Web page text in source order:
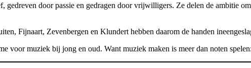
door passie en gedragen door vrijwilligers. Ze delen de ambitie
Fijnaart, Zevenbergen en Klundert hebben daarom de handen
voor muziek bij jong en oud. Want muziek maken is meer dan noten